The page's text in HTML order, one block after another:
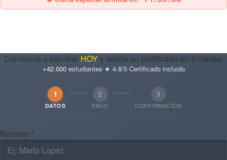
Comience a estudiar HOYy reciba su certificado en 3 meses.
+42.000estudiantes·★ 4.8/5·Certificado incluido
1
DATOS
2
PAGO
3
CONFIRMACIÓN
Nombre *